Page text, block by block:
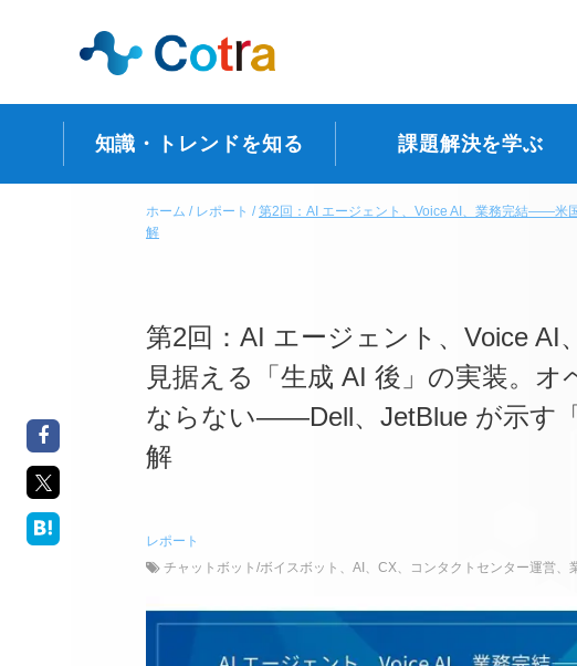
知識・トレンドを知る 課題解決を学ぶ
ホーム レポート
第2回：AI エージェント、Voice AI、業務完結――米
解
第2回：AI エージェント、Voice
見据える「生成 AI 後」の実装。オ
ならない――Dell、JetBlue が示す
解
レポート
チャットボット/ボイスボット 、 AI 、 CX、 コンタクトセンター運営、